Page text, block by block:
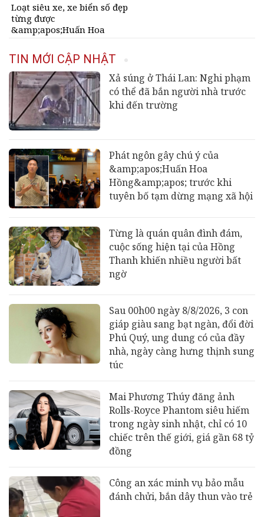
Loạt siêu xe, xe biển số đẹp
từng được
&amp;apos;Huấn Hoa
sốt mạng
TIN MỚI CẬP NHẬT
Xả súng ở Thái Lan: Nghi phạm
có thể đã bắn người nhà trước
khi đến trường
Phát ngôn gây chú ý của
&amp;apos;Huấn Hoa
Hồng&amp;apos; trước khi
tuyên bố tạm dừng mạng xã hội
Từng là quán quân đình đám,
cuộc sống hiện tại của Hồng
Thanh khiến nhiều người bất
ngờ
Sau 00h00 ngày 8/8/2026, 3 con
giáp giàu sang bạt ngàn, đổi đời
Phú Quý, ung dung có của đầy
nhà, ngày càng hưng thịnh sung
túc
Mai Phương Thúy đăng ảnh
Rolls-Royce Phantom siêu hiếm
trong ngày sinh nhật, chỉ có 10
chiếc trên thế giới, giá gần 68 tỷ
đồng
Công an xác minh vụ bảo mẫu
đánh chửi, bắn dây thun vào trẻ